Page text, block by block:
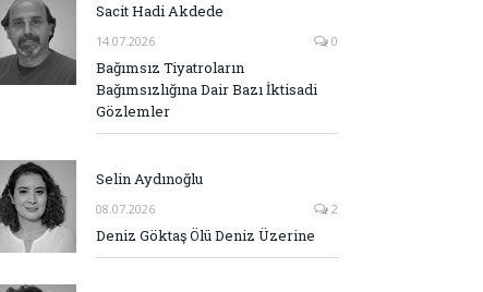
Sacit Hadi Akdede
14.07.2026 0
Bağımsız Tiyatroların
Bağımsızlığına Dair Bazı İktisadi
Gözlemler
Selin Aydınoğlu
08.07.2026 2
Deniz Göktaş Ölü Deniz Üzerine